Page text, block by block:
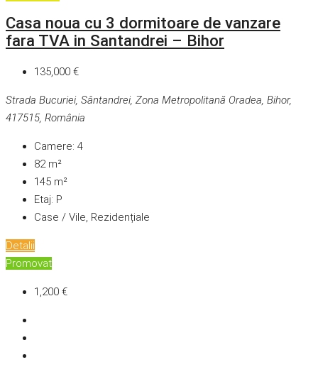
Casa noua cu 3 dormitoare de vanzare
fara TVA in Santandrei – Bihor
135,000 €
Strada Bucuriei, Sântandrei, Zona Metropolitană Oradea, Bihor,
417515, România
Camere: 4
82 m²
145 m²
Etaj: P
Case / Vile, Rezidențiale
Detalii
Promovat
1,200 €